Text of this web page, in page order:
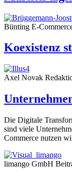
Bünting E-
Koexistenz
Axel Novak
Die Digitale
sind viele
Commerce nutzen
limango GmbH